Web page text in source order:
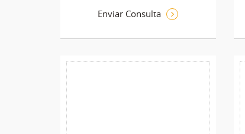
Enviar Consulta